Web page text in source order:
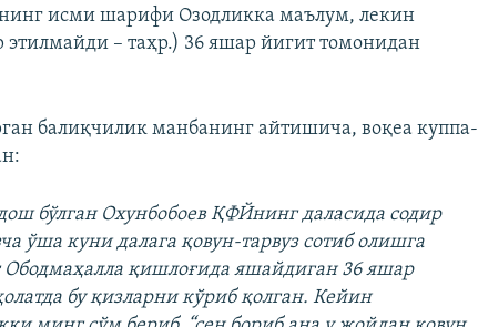
исми шарифи Озодликка маълум, лекин
этилмайди – таҳр.) 36 яшар йигит томонидан
балиқчилик манбанинг айтишича, воқеа куппа-
бўлган Охунбобоев ҚФЙнинг даласида содир
ўша куни далага қовун-тарвуз сотиб олишга
қишлоғида яшайдиган 36 яшар
бу қизларни кўриб қолган. Кейин